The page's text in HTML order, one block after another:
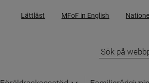
Lättläst MFoF in English